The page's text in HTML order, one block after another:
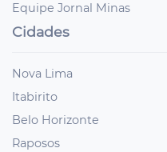
Equipe Jornal Minas
Cidades
Nova Lima
Itabirito
Belo Horizonte
Raposos